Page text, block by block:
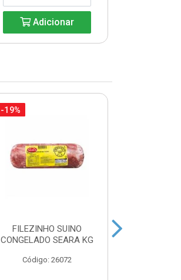
Adicionar
-19%
FILEZINHO SUINO
CONGELADO SEARA KG
Código: 26072